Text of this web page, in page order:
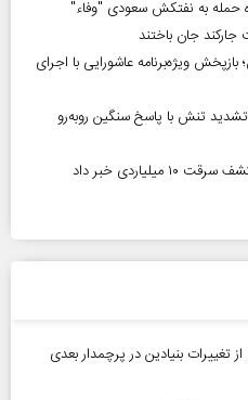
حمله به نفتکش سعودی "وفاء"
ویژه‌برنامه عاشورایی با اجرای
تنش با پاسخ سنگین روبه‌رو
خبر داد
از تغییرات بنیادین در پرچمدار بعدی